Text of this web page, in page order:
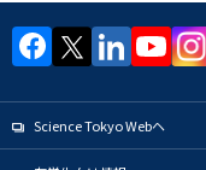
Science Tokyo Webヘ